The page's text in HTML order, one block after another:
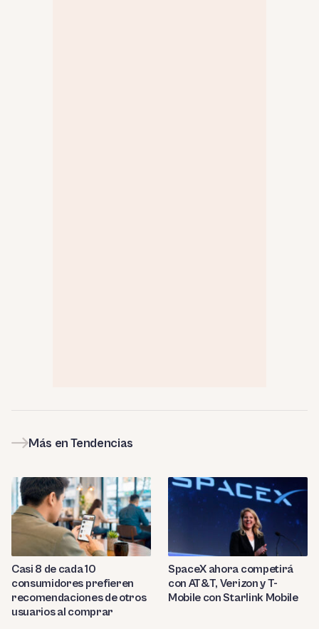
Más en Tendencias
Casi 8 de cada 10
consumidores prefieren
recomendaciones de otros
usuarios al comprar
SpaceX ahora competirá
con AT&T, Verizon y T-
Mobile con Starlink Mobile